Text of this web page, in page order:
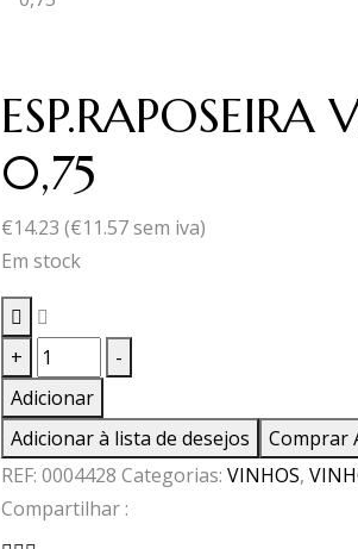
ESP.RAPOSEIRA
0,75
€14.23 (€11.57sem iva)
Em stock
+
Quantidade
de
ESP.RAPOSEIRA
V.R.BRUTO
0,75
-
Adicionar
Adicionar à lista de desejos
Comprar
REF: 0004428 Categorias: VINHOS,
Compartilhar :